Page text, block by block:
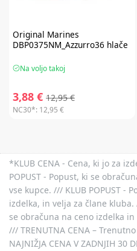
Original Marines
DBP0375NM_Azzurro36 hlače
Na voljo takoj
3,88 € 12,95 €
NC30*: 12,95 €
*KLUB CENA - Cena, ki jo za
POPUST - Popust, ki se
vse kupce. /// KLUB POPUST -
izdelka, in velja za člane kluba.
se obračuna na ceno izdelka
/// TRENUTNA CENA –
NAJNIŽJA CENA V ZADNJIH